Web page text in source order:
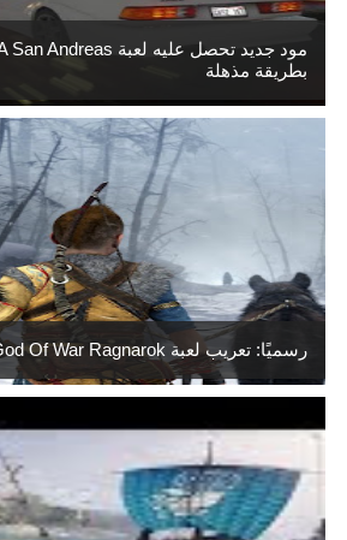
بطريقة مذهلة
رسميًا: تعريب لعبة God Of War Ragnarok!